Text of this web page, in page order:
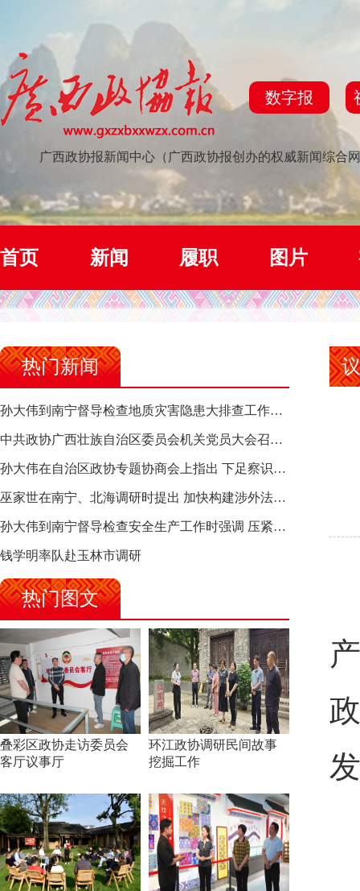
数字报
广西政协报新闻中心（广西政协报创办的权威新闻综合
首页 新闻 履职 图片
热门新闻
孙大伟到南宁督导检查地质灾害隐患大排查工作时强调 筑牢地质灾害安全防线 全力保障人民群众生命财产安全
中共政协广西壮族自治区委员会机关党员大会召开 选举产生新一届机关党委、机关纪委
孙大伟在自治区政协专题协商会上指出 下足察识谋督之功 恪尽服务大局之责 助推有色金属、关键金属产业高质量发展
巫家世在南宁、北海调研时提出 加快构建涉外法律供给集群 护航向海经济高质量发展
孙大伟到南宁督导检查安全生产工作时强调 压紧压实责任 狠抓隐患整治 坚决筑牢安全生产防线
钱学明率队赴玉林市调研
热门图文
叠彩区政协走访委员会
客厅议事厅
环江政协调研民间故事
挖掘工作